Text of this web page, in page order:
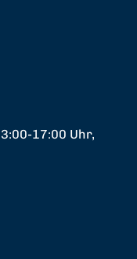
17:00 Uhr,